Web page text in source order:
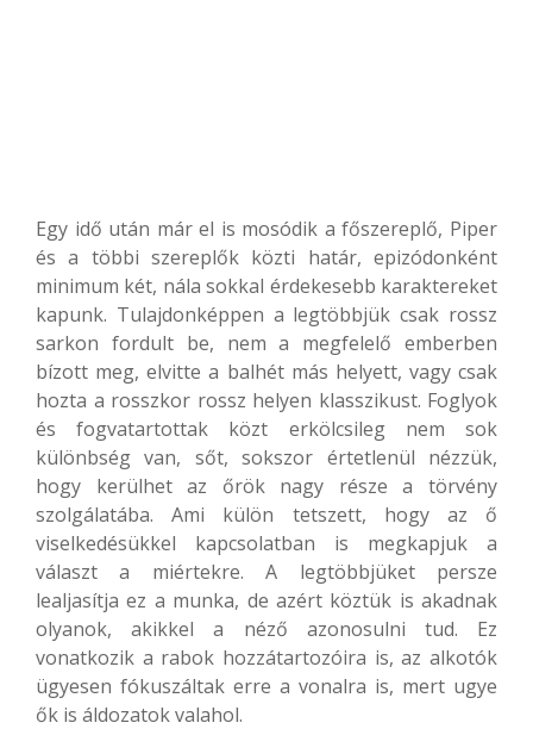
Egy idő után már el is mosódik a főszereplő, Piper
és a többi szereplők közti határ, epizódonként
minimum két, nála sokkal érdekesebb karaktereket
kapunk. Tulajdonképpen a legtöbbjük csak rossz
sarkon fordult be, nem a megfelelő emberben
bízott meg, elvitte a balhét más helyett, vagy csak
hozta a rosszkor rossz helyen klasszikust. Foglyok
és fogvatartottak közt erkölcsileg nem sok
különbség van, sőt, sokszor értetlenül nézzük,
hogy kerülhet az őrök nagy része a törvény
szolgálatába. Ami külön tetszett, hogy az ő
viselkedésükkel kapcsolatban is megkapjuk a
választ a miértekre. A legtöbbjüket persze
lealjasítja ez a munka, de azért köztük is akadnak
olyanok, akikkel a néző azonosulni tud. Ez
vonatkozik a rabok hozzátartozóira is, az alkotók
ügyesen fókuszáltak erre a vonalra is, mert ugye
ők is áldozatok valahol.